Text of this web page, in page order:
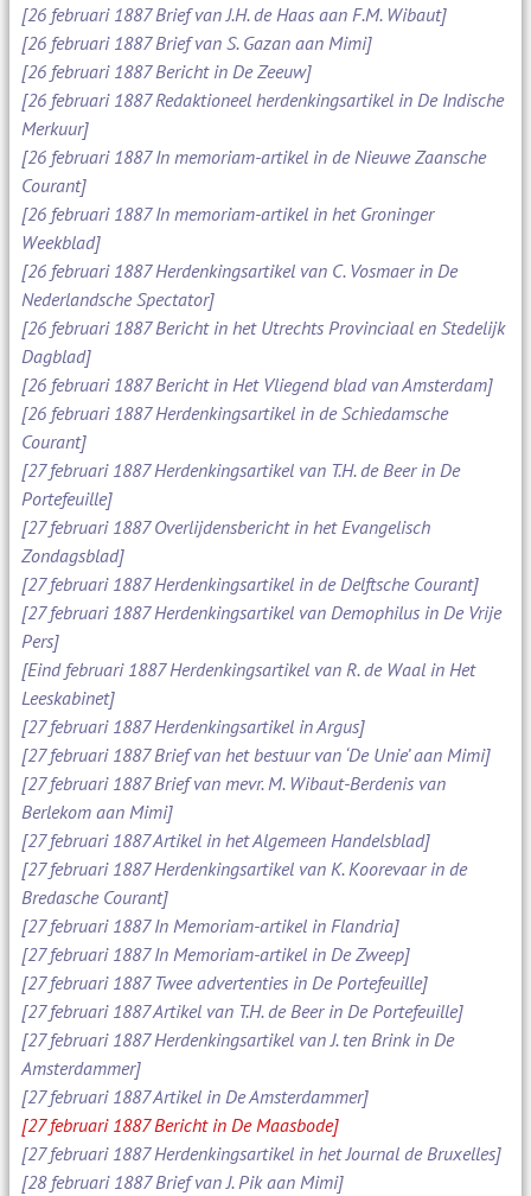
[26 februari 1887 Brief van J.H. de Haas aan F.M. Wibaut]
[26 februari 1887 Brief van S. Gazan aan Mimi]
[26 februari 1887 Bericht in De Zeeuw]
[26 februari 1887 Redaktioneel herdenkingsartikel in De Indische
Merkuur]
[26 februari 1887 In memoriam-artikel in de Nieuwe Zaansche
Courant]
[26 februari 1887 In memoriam-artikel in het Groninger
Weekblad]
[26 februari 1887 Herdenkingsartikel van C. Vosmaer in De
Nederlandsche Spectator]
[26 februari 1887 Bericht in het Utrechts Provinciaal en Stedelijk
Dagblad]
[26 februari 1887 Bericht in Het Vliegend blad van Amsterdam]
[26 februari 1887 Herdenkingsartikel in de Schiedamsche
Courant]
[27 februari 1887 Herdenkingsartikel van T.H. de Beer in De
Portefeuille]
[27 februari 1887 Overlijdensbericht in het Evangelisch
Zondagsblad]
[27 februari 1887 Herdenkingsartikel in de Delftsche Courant]
[27 februari 1887 Herdenkingsartikel van Demophilus in De Vrije
Pers]
[Eind februari 1887 Herdenkingsartikel van R. de Waal in Het
Leeskabinet]
[27 februari 1887 Herdenkingsartikel in Argus]
[27 februari 1887 Brief van het bestuur van ‘De Unie’ aan Mimi]
[27 februari 1887 Brief van mevr. M. Wibaut-Berdenis van
Berlekom aan Mimi]
[27 februari 1887 Artikel in het Algemeen Handelsblad]
[27 februari 1887 Herdenkingsartikel van K. Koorevaar in de
Bredasche Courant]
[27 februari 1887 In Memoriam-artikel in Flandria]
[27 februari 1887 In Memoriam-artikel in De Zweep]
[27 februari 1887 Twee advertenties in De Portefeuille]
[27 februari 1887 Artikel van T.H. de Beer in De Portefeuille]
[27 februari 1887 Herdenkingsartikel van J. ten Brink in De
Amsterdammer]
[27 februari 1887 Artikel in De Amsterdammer]
[27 februari 1887 Bericht in De Maasbode]
[27 februari 1887 Herdenkingsartikel in het Journal de Bruxelles]
[28 februari 1887 Brief van J. Pik aan Mimi]